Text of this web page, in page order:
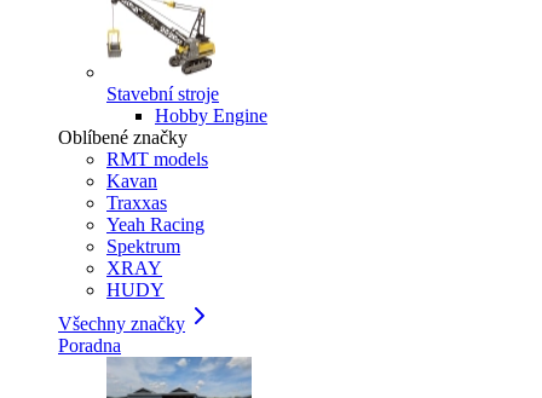
Stavební stroje
Hobby Engine
Oblíbené značky
RMT models
Kavan
Traxxas
Yeah Racing
Spektrum
XRAY
HUDY
Všechny značky
Poradna